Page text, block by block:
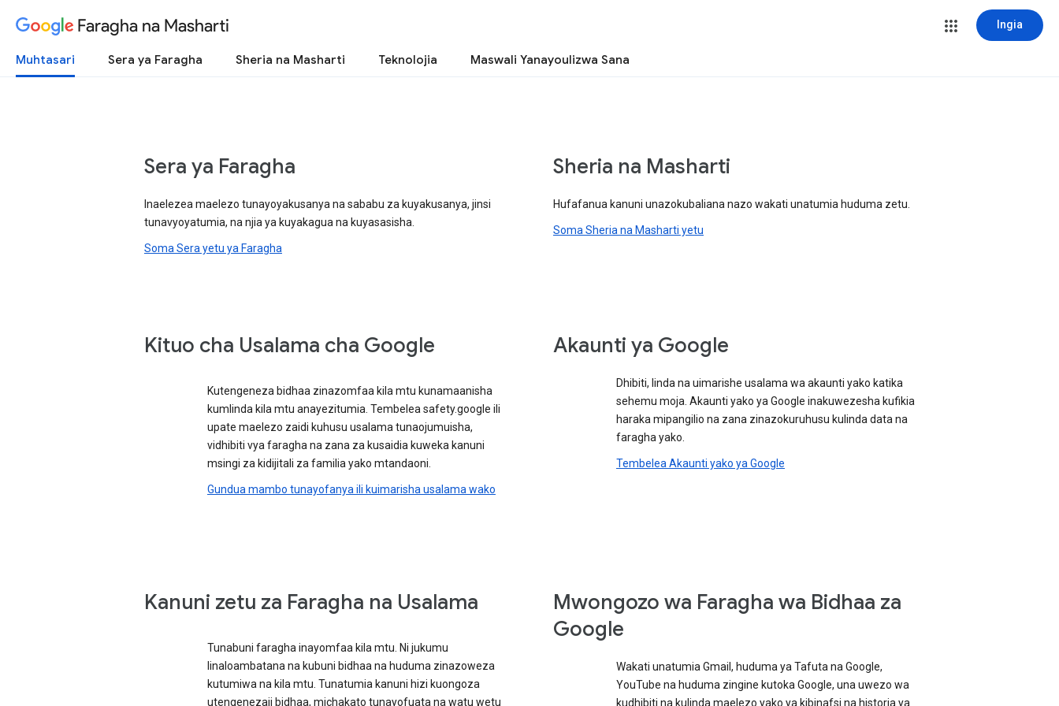
Faragha na Masharti Ingia
Muhtasari Sera ya Faragha Sheria na Masharti Teknolojia Maswali Yanayoulizwa Sana
Sera ya Faragha
Inaelezea maelezo tunayoyakusanya na sababu za kuyakusanya, jinsi
tunavyoyatumia, na njia ya kuyakagua na kuyasasisha.
Soma Sera yetu ya Faragha
Sheria na Masharti
Hufafanua kanuni unazokubaliana nazo wakati unatumia huduma zetu.
Soma Sheria na Masharti yetu
Kituo cha Usalama cha Google
Kutengeneza bidhaa zinazomfaa kila mtu kunamaanisha
kumlinda kila mtu anayezitumia. Tembelea safety.google ili
upate maelezo zaidi kuhusu usalama tunaojumuisha,
vidhibiti vya faragha na zana za kusaidia kuweka kanuni
msingi za kidijitali za familia yako mtandaoni.
Gundua mambo tunayofanya ili kuimarisha usalama wako
Akaunti ya Google
Dhibiti, linda na uimarishe usalama wa akaunti yako katika
sehemu moja. Akaunti yako ya Google inakuwezesha kufikia
haraka mipangilio na zana zinazokuruhusu kulinda data na
faragha yako.
Tembelea Akaunti yako ya Google
Kanuni zetu za Faragha na Usalama
Tunabuni faragha inayomfaa kila mtu. Ni jukumu
linaloambatana na kubuni bidhaa na huduma zinazoweza
kutumiwa na kila mtu. Tunatumia kanuni hizi kuongoza
utengenezaji bidhaa, michakato tunayofuata na watu wetu
Mwongozo wa Faragha wa Bidhaa za
Google
Wakati unatumia Gmail, huduma ya Tafuta na Google,
YouTube na huduma zingine kutoka Google, una uwezo wa
kudhibiti na kulinda maelezo yako ya kibinafsi na historia ya